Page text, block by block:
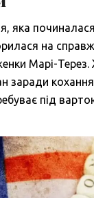
яка
на
Марі-Терез.
заради кохання
під